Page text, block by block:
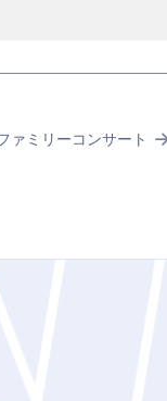
ァミリーコンサート